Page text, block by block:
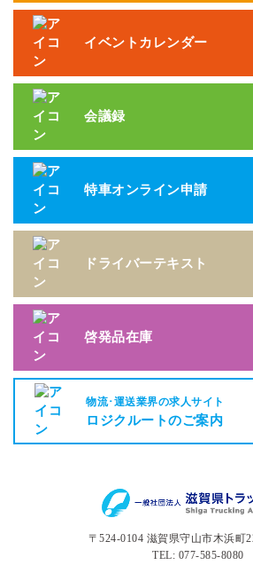
イベントカレンダー
会議録
特車オンライン申請
ドライバーテキスト
啓発品在庫
物流･運送業界の求人サイト
ロジクルートのご案内
〒524-0104 滋賀県守山市木浜町
TEL: 077-585-8080